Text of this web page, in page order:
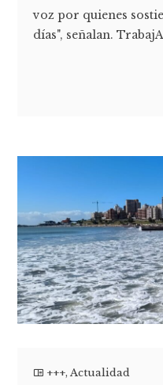
voz por quienes
días", señalan.
+++,Actualidad